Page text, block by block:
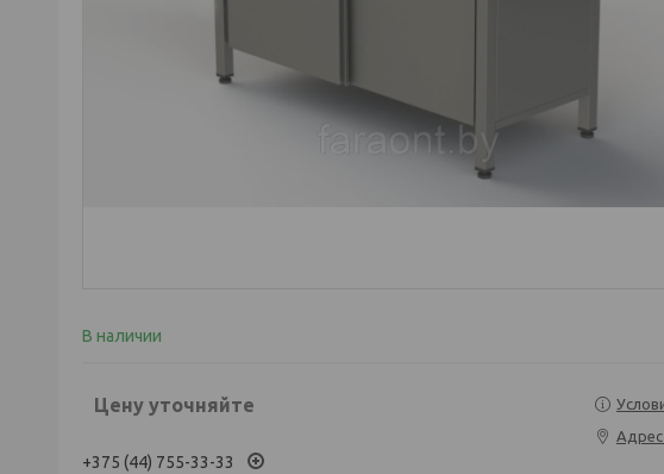
В наличии
Цену уточняйте
+375 (44) 755-33-33